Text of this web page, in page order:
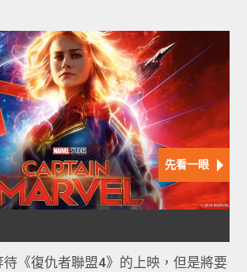
《復仇者聯盟4》的上映，但是將要